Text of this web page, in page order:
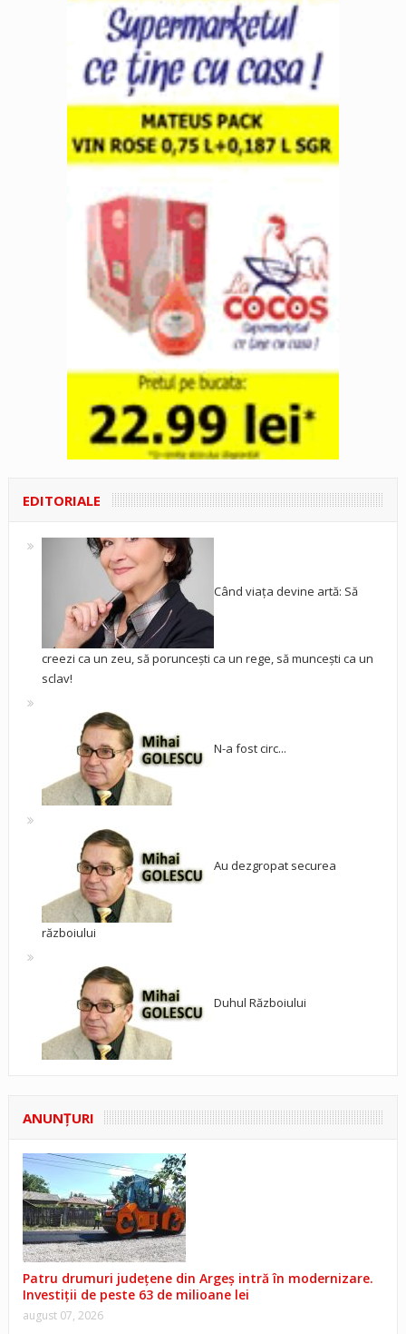
EDITORIALE
Când viața devine artă: Să
creezi ca un zeu, să poruncești ca un rege, să muncești ca un
sclav!
N-a fost circ...
Au dezgropat securea
războiului
Duhul Războiului
ANUNŢURI
Patru drumuri județene din Argeș intră în modernizare.
Investiții de peste 63 de milioane lei
august 07, 2026